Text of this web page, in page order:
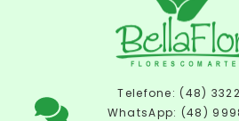
Telefone: (48)
WhatsApp: (48)